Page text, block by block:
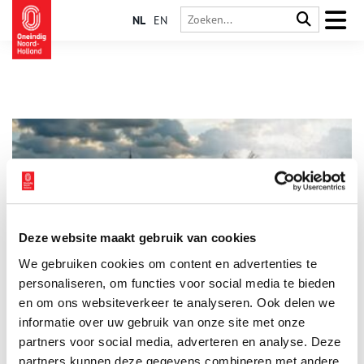
Deze website maakt gebruik van cookies
We gebruiken cookies om content en advertenties te
personaliseren, om functies voor social media te bieden
en om ons websiteverkeer te analyseren. Ook delen we
informatie over uw gebruik van onze site met onze
partners voor social media, adverteren en analyse. Deze
partners kunnen deze gegevens combineren met andere
NL EN
beeld
In aanloop naar de viering van Amsterdam haar 750ste
verjaardag brengt filmmaker en kunstenaar Bob de Jong de
geschiedenis van de stad op een unieke manier tot leven. Met
behulp van kunstmatige intelligentie heeft hij een
adembenemende video gemaakt die de rijke historie van
Amsterdam herbeleeft, gebaseerd op eeuwenoude schilderijen
2 min